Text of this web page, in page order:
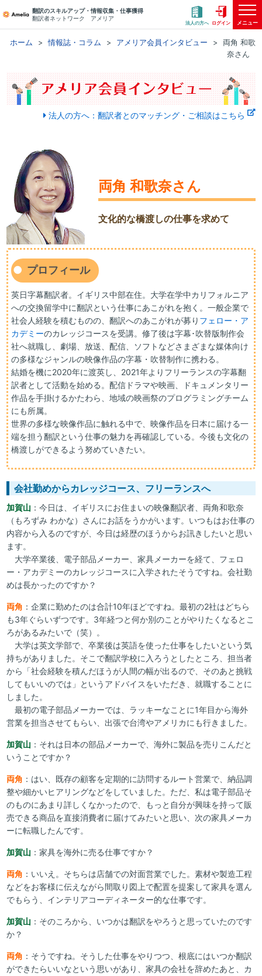
翻訳のスキルアップ・情報収集・仕事獲得
翻訳者ネットワーク アメリア
法人の方へ ログイン メニュー
ホーム 情報誌・コラム アメリア会員インタビュー
両角 和歌
奈さん
法人の方へ：翻訳者とのマッチング・ご相談はこちら
両角 和歌奈さん
文化的な橋渡しの仕事を求めて
プロフィール
英日字幕翻訳者。イギリス中部在住。大学在学中カリフォルニア
への交換留学中に翻訳という仕事にあこがれを抱く。一般企業で
社会人経験を積むものの、翻訳へのあこがれが募り フェロー・ア
カデミーのカレッジコースを受講。修了後は字幕･吹替版制作会
社へ就職し、劇場、放送、配信、ソフトなどさまざまな媒体向け
の多様なジャンルの映像作品の字幕・吹替制作に携わる。
結婚を機に2020年に渡英し、2021年よりフリーランスの字幕翻
訳者として活動を始める。配信ドラマや映画、ドキュメンタリー
作品を手掛けるかたわら、地域の映画祭のプログラミングチーム
にも所属。
世界の多様な映像作品に触れる中で、映像作品を日本に届ける一
端を担う翻訳という仕事の魅力を再確認している。今後も文化の
橋渡しができるよう努めていきたい。
会社勤めからカレッジコース、フリーランスへ
加賀山 ：今日は、イギリスにお住まいの映像翻訳者、両角和歌奈
（もろずみ わかな）さんにお話をうかがいます。いつもはお仕事の
内容から入るのですが、今日は経歴のほうからお訊きしたいと思い
ます。
大学卒業後、電子部品メーカー、家具メーカーを経て、フェロ
ー・アカデミーのカレッジコースに入学されたそうですね。会社勤
めは長かったのですか？
両角 ：企業に勤めたのは合計10年ほどですね。最初の2社はどちら
も3年ぐらいずつです。3年経つと何か別のことがやりたくなるとこ
ろがあるみたいで（笑）。
大学は英文学部で、卒業後は英語を使った仕事をしたいという気
持ちがありました。そこで翻訳学校に入ろうとしたところ、担当者
から「社会経験を積んだほうが人間の幅が出るので、そのあと挑戦
してもいいのでは」というアドバイスをいただき、就職することに
しました。
最初の電子部品メーカーでは、ラッキーなことに1年目から海外
営業を担当させてもらい、出張で台湾やアメリカにも行きました。
加賀山 ：それは日本の部品メーカーで、海外に製品を売りこんだと
いうことですか？
両角 ：はい、既存の顧客を定期的に訪問するルート営業で、納品調
整や細かいヒアリングなどをしていました。ただ、私は電子部品そ
のものにあまり詳しくなかったので、もっと自分が興味を持って販
売できる商品を直接消費者に届けてみたいと思い、次の家具メーカ
ーに転職したんです。
加賀山 ：家具を海外に売る仕事ですか？
両角 ：いいえ。そちらは店舗での対面営業でした。素材や製造工程
などをお客様に伝えながら間取り図上で配置を提案して家具を選ん
でもらう、インテリアコーディネーター的な仕事です。
加賀山 ：そのころから、いつかは翻訳をやろうと思っていたのです
か？
両角 ：そうですね。そうした仕事をやりつつ、根底にはいつか翻訳
ができたらいいなという思いがあり、家具の会社を辞めたあと、カ